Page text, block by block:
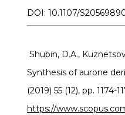
DOI: 10.1107/
Shubin, D.A.,
Synthesis of aurone
(2019) 55 (12), pp. 1174-
https://